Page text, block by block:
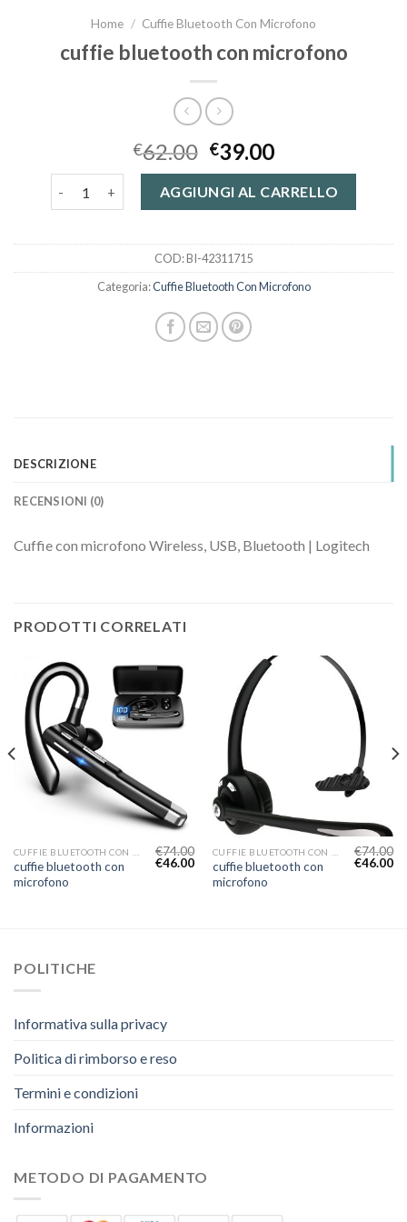
Home / Cuffie Bluetooth Con Microfono
cuffie bluetooth con microfono
€62.00 €39.00
AGGIUNGI AL CARRELLO
COD:BI-42311715
Categoria:Cuffie Bluetooth Con Microfono
DESCRIZIONE
RECENSIONI (0)
Cuffie con microfono Wireless, USB, Bluetooth | Logitech
PRODOTTI CORRELATI
cuffie bluetooth con
microfono
€74.00
€46.00
cuffie bluetooth con
microfono
€74.00
€46.00
POLITICHE
Informativa sulla privacy
Politica di rimborso e reso
Termini e condizioni
Informazioni
METODO DI PAGAMENTO